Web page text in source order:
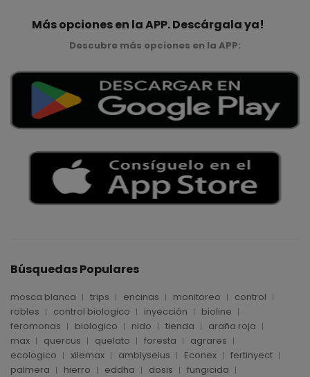
Más opciones en la APP. Descárgala ya!
Descubre más opciones en la APP:
Búsquedas Populares
mosca blanca trips encinas monitoreo
control
robles
control biologico inyección
bioline
feromonas
biologico nido tienda
araña roja
max
quercus quelato foresta
agrares
ecologico
xilemax amblyseius Econex
fertinyect
palmera
hierro eddha dosis fungicida